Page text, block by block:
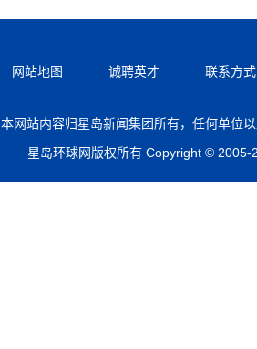
网站地图 诚聘英才 联系方式
本网站内容归星岛新闻集团所有，任何单位
星岛环球网版权所有 Copyright © 2005-